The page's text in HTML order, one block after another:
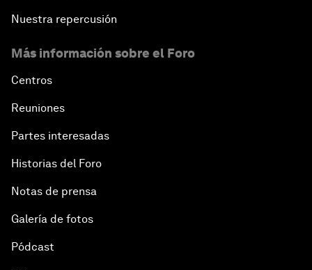
Nuestra repercusión
Más información sobre el Foro
Centros
Reuniones
Partes interesadas
Historias del Foro
Notas de prensa
Galería de fotos
Pódcast